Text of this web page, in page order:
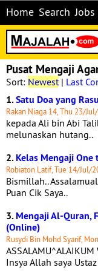
Home Search Jobs
Pusat Mengaji
Sort: Newest| Last
1.Satu Doa yang
Rakan Niaga 14, Thu 23/
kepada Ali bin Abi
melunaskan hutang..
2.Kelas Mengaji One
Robiaton Latif, Tue 14/Jul/
Bismillah..
Puan Cik Saya..
3.Mengaji Al-Quran,
(Online)
Rusydi Bin Mohd Syarif,
ASSALAMU^ALAIKUM
Insya Allah saya